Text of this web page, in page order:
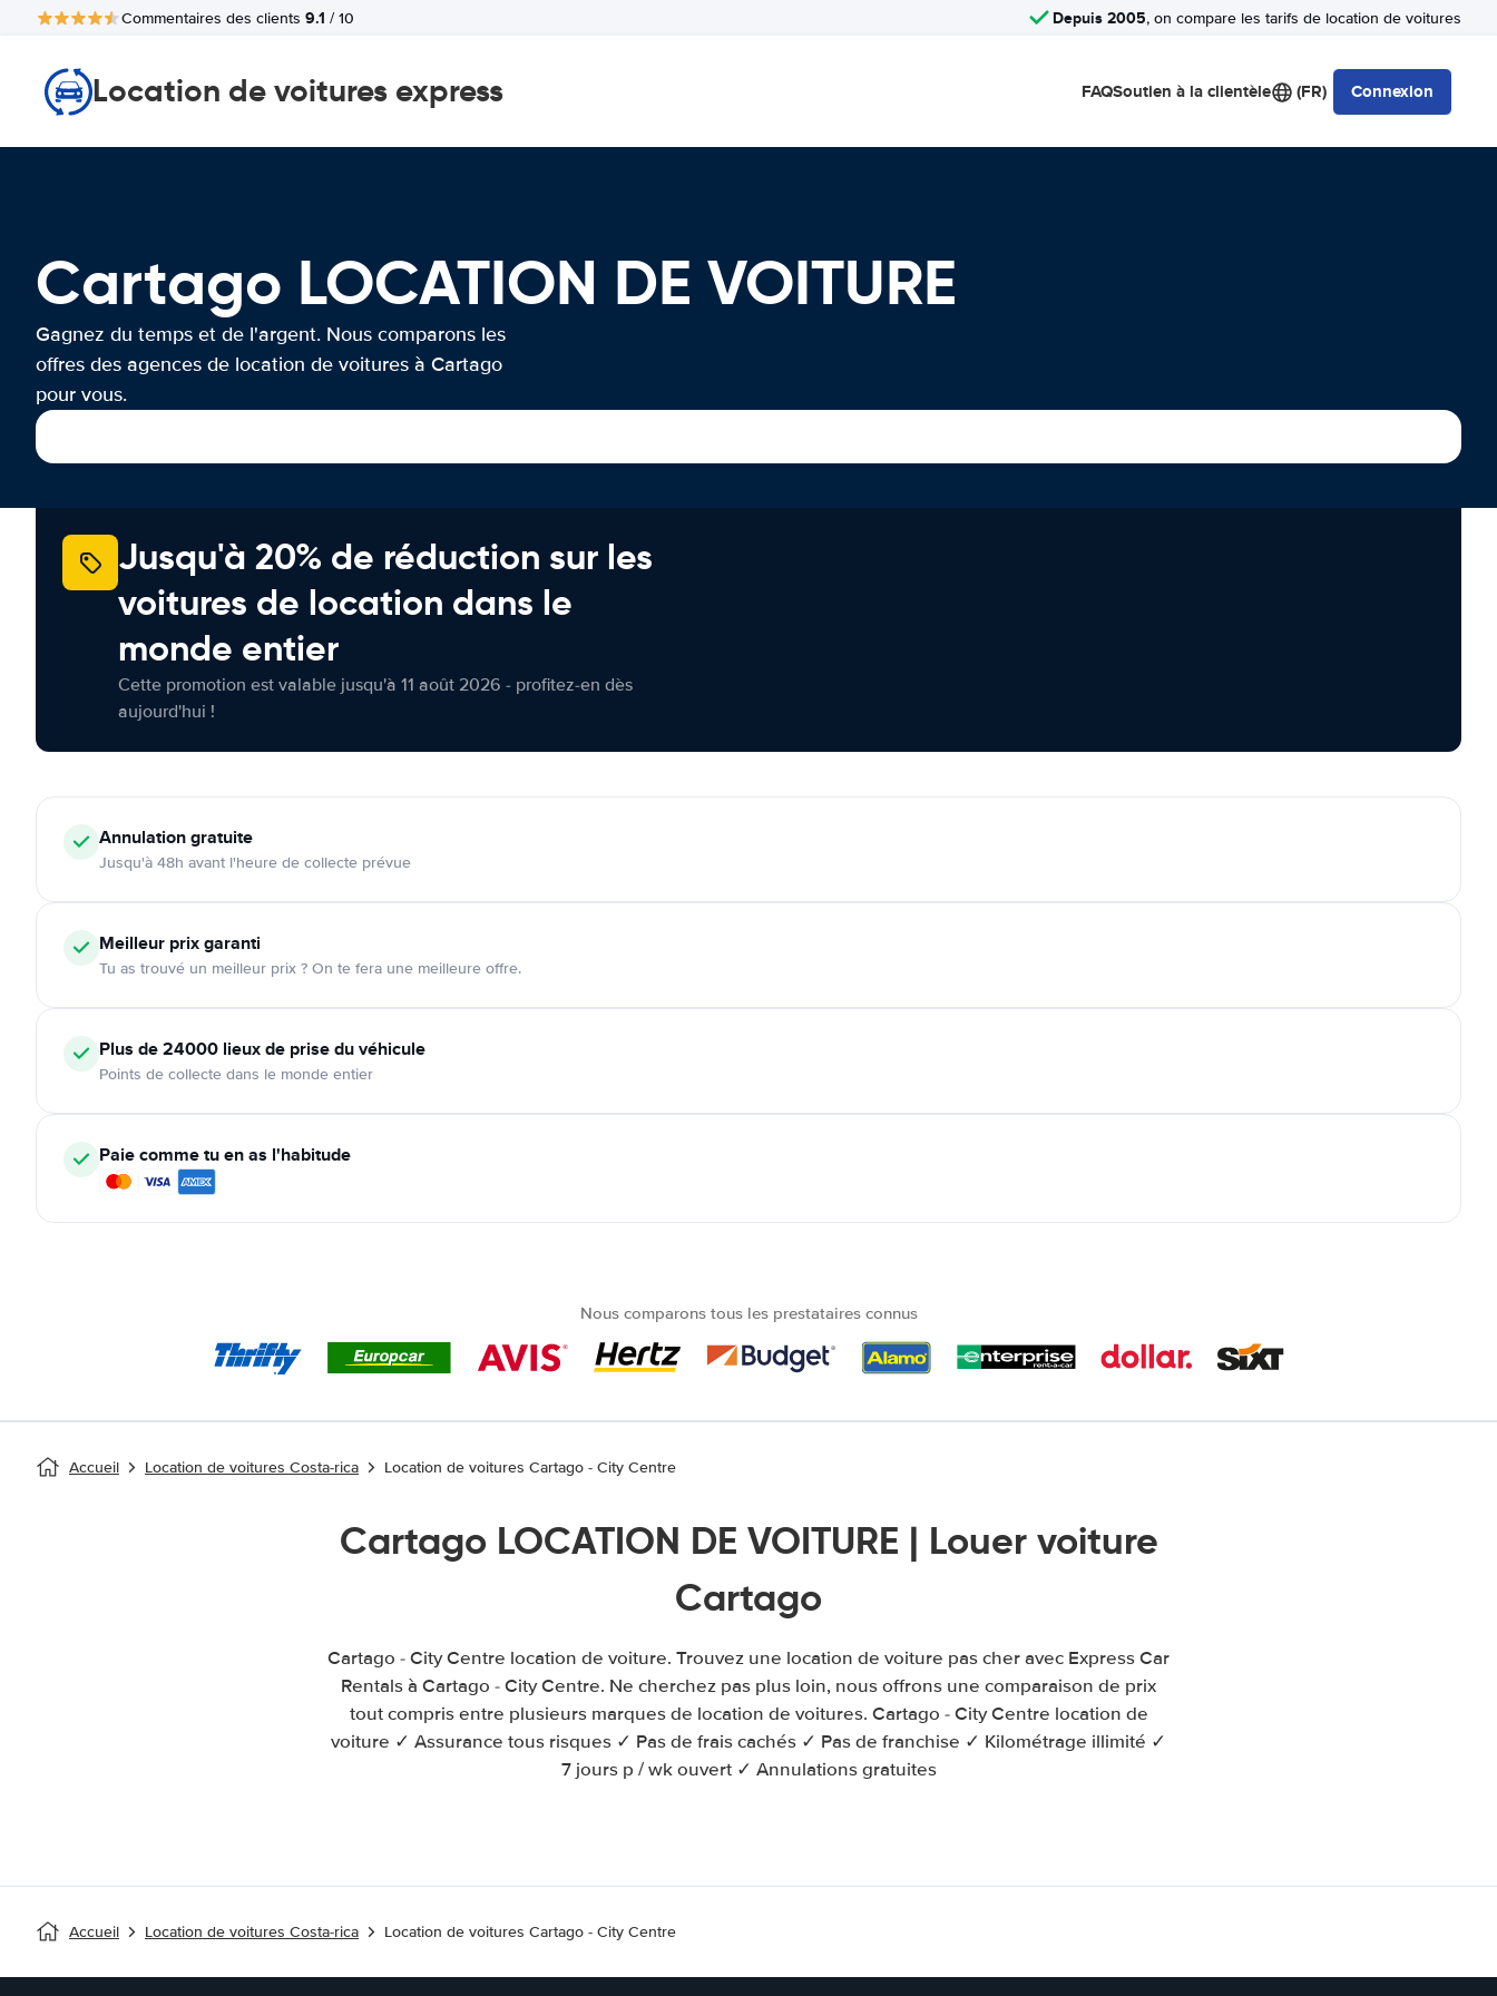
Commentaires des clients 9.1 / 10 Depuis 2005, on compare les tarifs de location de voitures
Location de voitures express FAQSoutien à la clientèle (FR) Connexion
Cartago LOCATION DE VOITURE
Gagnez du temps et de l'argent. Nous comparons les
offres des agences de location de voitures à Cartago
pour vous.
Jusqu'à 20% de réduction sur les
voitures de location dans le
monde entier
Cette promotion est valable jusqu'à 11 août 2026 - profitez-en dès
aujourd'hui !
Annulationgratuite
Jusqu'à 48h avant l'heure de collecte prévue
Meilleur prix garanti
Tu as trouvé un meilleur prix ? On te fera une meilleure offre.
Plus de 24000 lieux de prise du véhicule
Points de collecte dans le monde entier
Paie comme tu en as l'habitude
Nous comparons tous les prestataires connus
Accueil Location de voitures Costa-rica Location de voitures Cartago - City Centre
Cartago LOCATION DE VOITURE | Louer voiture
Cartago
Cartago - City Centre location de voiture. Trouvez une location de voiture pas cher avec Express Car
Rentals à Cartago - City Centre. Ne cherchez pas plus loin, nous offrons une comparaison de prix
tout compris entre plusieurs marques de location de voitures. Cartago - City Centre location de
voiture ✓ Assurance tous risques ✓ Pas de frais cachés ✓ Pas de franchise ✓ Kilométrage illimité ✓
7 jours p / wk ouvert ✓ Annulations gratuites
Accueil Location de voitures Costa-rica Location de voitures Cartago - City Centre